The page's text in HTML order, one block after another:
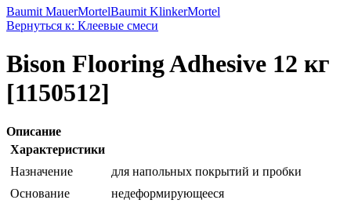
Baumit MauerMortelBaumit KlinkerMortel
Вернуться к: Клеевые смеси
Bison Flooring Adhesive 12 кг
[1150512]
Описание
Характеристики
Назначение
для напольных покрытий и пробки
Основание
недеформирующееся